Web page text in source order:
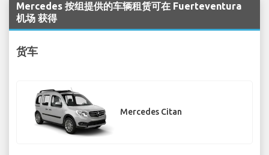
Mercedes 按组提供的车辆租赁可在 Fuerteventura
机场 获得
货车
Mercedes Citan